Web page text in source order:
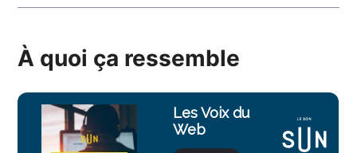
À quoi ça ressemble